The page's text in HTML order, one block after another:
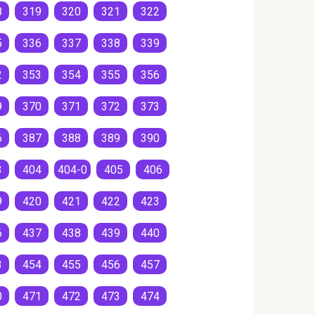
319 320 321 322
336 337 338 339
353 354 355 356
370 371 372 373
387 388 389 390
404 404-0 405 406
420 421 422 423
437 438 439 440
454 455 456 457
471 472 473 474